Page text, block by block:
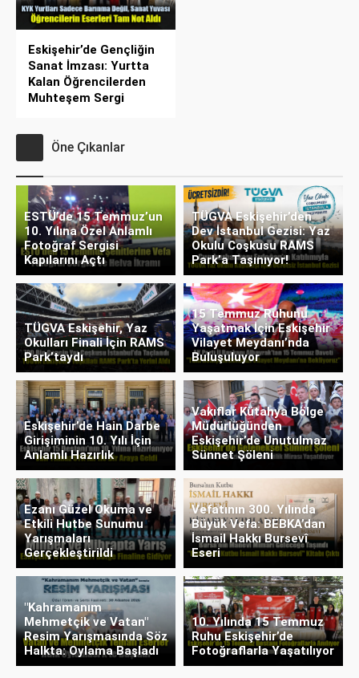
Eskişehir’de Gençliğin
Sanat İmzası: Yurtta
Kalan Öğrencilerden
Muhteşem Sergi
Öne Çıkanlar
ESTÜ’de 15 Temmuz’un
10. Yılına Özel Anlamlı
Fotoğraf Sergisi
Kapılarını Açtı
TÜGVA Eskişehir’den
Dev İstanbul Gezisi: Yaz
Okulu Coşkusu RAMS
Park’a Taşınıyor!
TÜGVA Eskişehir, Yaz
Okulları Finali İçin RAMS
Park’taydı
15 Temmuz Ruhunu
Yaşatmak İçin Eskişehir
Vilayet Meydanı’nda
Buluşuluyor
Eskişehir’de Hain Darbe
Girişiminin 10. Yılı İçin
Anlamlı Hazırlık
Vakıflar Kütahya Bölge
Müdürlüğünden
Eskişehir’de Unutulmaz
Sünnet Şöleni
Ezanı Güzel Okuma ve
Etkili Hutbe Sunumu
Yarışmaları
Gerçekleştirildi
Vefatının 300. Yılında
Büyük Vefa: BEBKA’dan
İsmail Hakkı Bursevî
Eseri
"Kahramanım
Mehmetçik ve Vatan"
Resim Yarışmasında Söz
Halkta: Oylama Başladı
10. Yılında 15 Temmuz
Ruhu Eskişehir’de
Fotoğraflarla Yaşatılıyor